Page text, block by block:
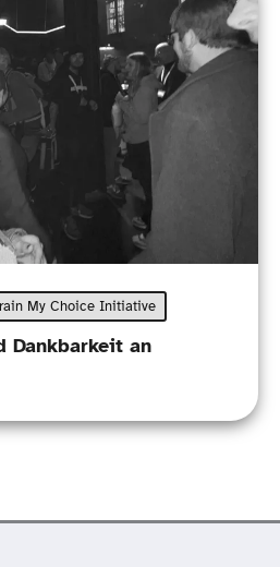
My Choice Initiative
Dankbarkeit an